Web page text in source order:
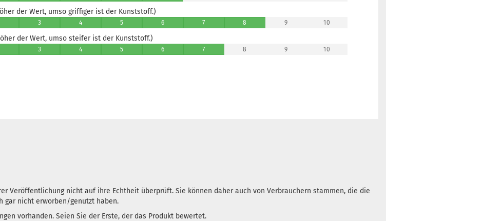
der Wert, umso griffiger ist der Kunststoff.)
3 4 5 6 7 8 9 10
der Wert, umso steifer ist der Kunststoff.)
3 4 5 6 7 8 9 10
Veröffentlichung nicht auf ihre Echtheit überprüft. Sie können daher auch von Verbrauchern stammen, die die
gar nicht erworben/genutzt haben.
vorhanden. Seien Sie der Erste, der das Produkt bewertet.